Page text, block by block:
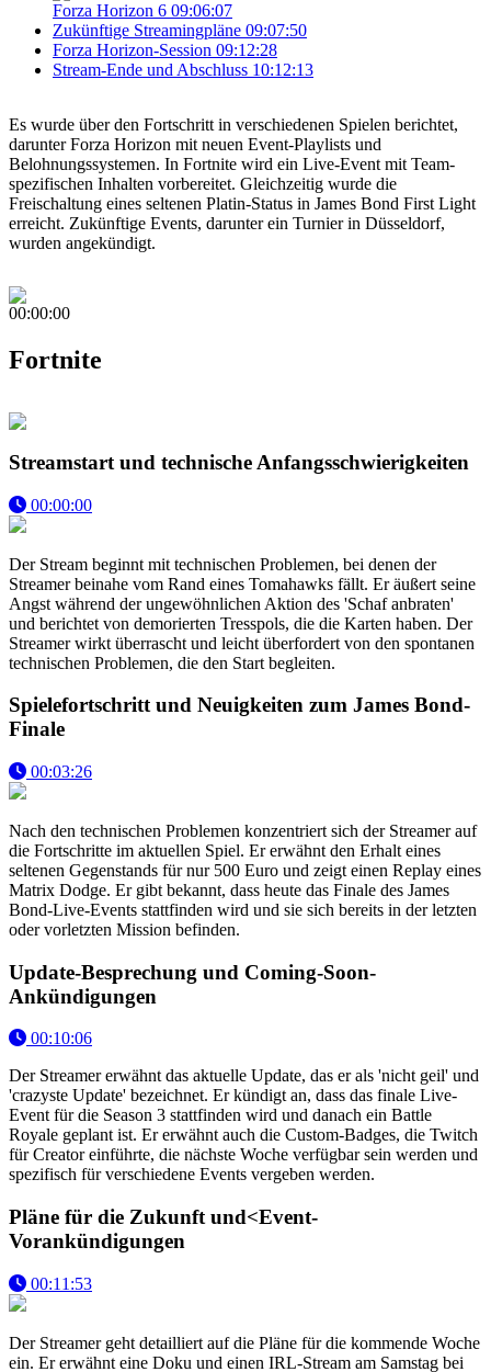
Forza Horizon 6 09:06:07
Zukünftige Streamingpläne 09:07:50
Forza Horizon-Session 09:12:28
Stream-Ende und Abschluss 10:12:13
Es wurde über den Fortschritt in verschiedenen Spielen berichtet,
darunter Forza Horizon mit neuen Event-Playlists und
Belohnungssystemen. In Fortnite wird ein Live-Event mit Team-
spezifischen Inhalten vorbereitet. Gleichzeitig wurde die
Freischaltung eines seltenen Platin-Status in James Bond First Light
erreicht. Zukünftige Events, darunter ein Turnier in Düsseldorf,
wurden angekündigt.
00:00:00
Fortnite
Streamstart und technische Anfangsschwierigkeiten
00:00:00
Der Stream beginnt mit technischen Problemen, bei denen der
Streamer beinahe vom Rand eines Tomahawks fällt. Er äußert seine
Angst während der ungewöhnlichen Aktion des 'Schaf anbraten'
und berichtet von demorierten Tresspols, die die Karten haben. Der
Streamer wirkt überrascht und leicht überfordert von den spontanen
technischen Problemen, die den Start begleiten.
Spielefortschritt und Neuigkeiten zum James Bond-
Finale
00:03:26
Nach den technischen Problemen konzentriert sich der Streamer auf
die Fortschritte im aktuellen Spiel. Er erwähnt den Erhalt eines
seltenen Gegenstands für nur 500 Euro und zeigt einen Replay eines
Matrix Dodge. Er gibt bekannt, dass heute das Finale des James
Bond-Live-Events stattfinden wird und sie sich bereits in der letzten
oder vorletzten Mission befinden.
Update-Besprechung und Coming-Soon-
Ankündigungen
00:10:06
Der Streamer erwähnt das aktuelle Update, das er als 'nicht geil' und
'crazyste Update' bezeichnet. Er kündigt an, dass das finale Live-
Event für die Season 3 stattfinden wird und danach ein Battle
Royale geplant ist. Er erwähnt auch die Custom-Badges, die Twitch
für Creator einführte, die nächste Woche verfügbar sein werden und
spezifisch für verschiedene Events vergeben werden.
Pläne für die Zukunft und<Event-
Vorankündigungen
00:11:53
Der Streamer geht detailliert auf die Pläne für die kommende Woche
ein. Er erwähnt eine Doku und einen IRL-Stream am Samstag bei